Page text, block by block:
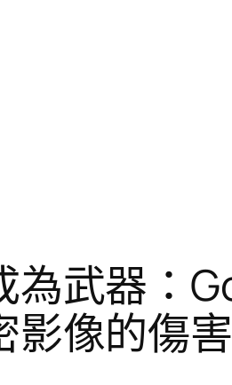
為武器：
影像的傷害